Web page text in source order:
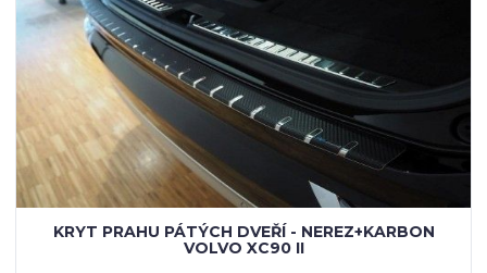
KRYT PRAHU PÁTÝCH DVEŘÍ - NEREZ+KARBON
VOLVO XC90 II